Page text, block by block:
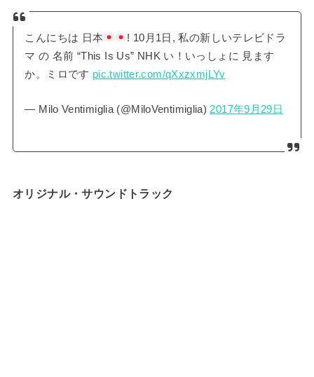
こんにちは 日本
! 10月1日, 私の新しいテレビドラ
マ の 名前 “This Is Us” NHK い！いっしょに 見ます
か。ミロです pic.twitter.com/qXxzxmjLYv
— Milo Ventimiglia (@MiloVentimiglia) 2017年9月29日
オリジナル・サウンドトラック